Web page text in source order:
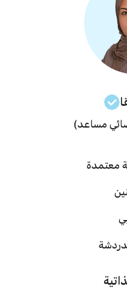
مساعد)
معتمدة